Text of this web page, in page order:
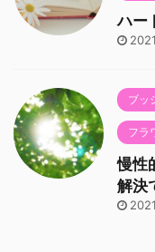
ハー
ブッ
フラ
慢性
解決